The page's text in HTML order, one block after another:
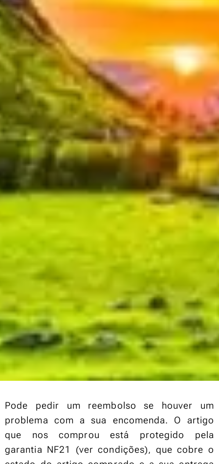
Pode pedir um reembolso se houver um
problema com a sua encomenda. O artigo
que nos comprou está protegido pela
garantia NF21 (ver condições), que cobre o